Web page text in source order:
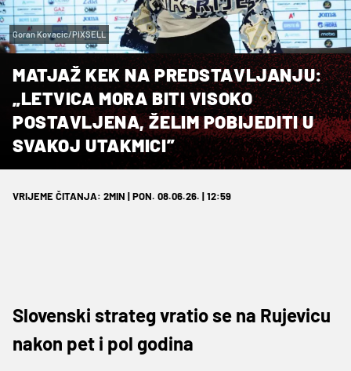
Goran Kovacic/PIXSELL
MATJAŽ KEK NA PREDSTAVLJANJU:
„LETVICA MORA BITI VISOKO
POSTAVLJENA, ŽELIM POBIJEDITI U
SVAKOJ UTAKMICI”
VRIJEME ČITANJA: 2MIN | PON. 08.06.26. | 12:59
Slovenski strateg vratio se na Rujevicu
nakon pet i pol godina